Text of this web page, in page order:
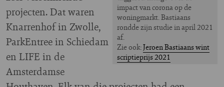
impact van corona op de
woningmarkt. Bastiaans
rondde zijn studie in april 2021
af.
Zie ook:Jeroen Bastiaans wint
scriptieprijs 2021
projecten. Dat waren
Knarrenhof in Zwolle,
ParkEntree in Schiedam
en LIFE in de
Amsterdamse